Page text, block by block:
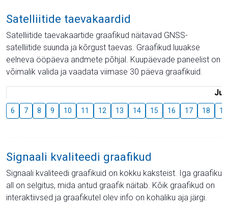
Satelliitide taevakaardid
Satelliitide taevakaartide graafikud näitavad GNSS-
satelliitide suunda ja kõrgust taevas. Graafikud luuakse
eelneva ööpäeva andmete põhjal. Kuupäevade paneelist on
võimalik valida ja vaadata viimase 30 päeva graafikuid.
6 7 8 9 10 11 12 13 14 15 16 17 18 19
Signaali kvaliteedi graafikud
Signaali kvaliteedi graafikuid on kokku kaksteist. Iga graafiku
all on selgitus, mida antud graafik näitab. Kõik graafikud on
interaktiivsed ja graafikutel olev info on kohaliku aja järgi.